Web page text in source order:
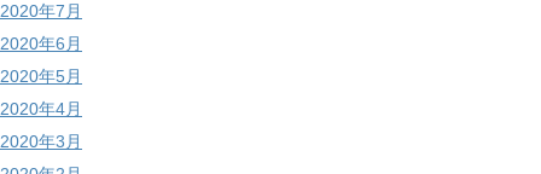
2020年7月
2020年6月
2020年5月
2020年4月
2020年3月